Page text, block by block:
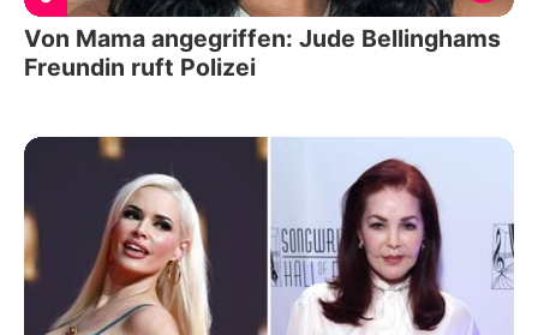
Von Mama angegriffen: Jude Bellinghams
Freundin ruft Polizei